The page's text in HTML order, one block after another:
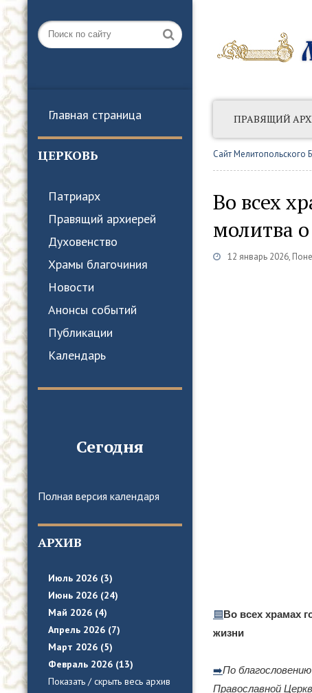
Главная страница
ЦЕРКОВЬ
Патриарх
Правящий архиерей
Духовенство
Храмы благочиния
Новости
Анонсы событий
Публикации
Календарь
Сегодня
Полная версия календаря
АРХИВ
Июль 2026 (3)
Июнь 2026 (24)
Май 2026 (4)
Апрель 2026 (7)
Март 2026 (5)
Февраль 2026 (13)
Показать / скрыть весь архив
ПРАВЯЩИЙ
АНОНСЫ
Сайт Мелитопольского
Во всех
молитва
12 январь 2026,
🟦Во всех храмах
жизни
➡️По
Православной